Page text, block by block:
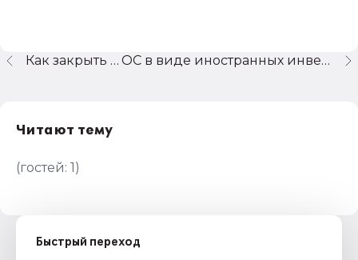
ОС в виде иностранных инвестиций - документы, НДС...
Как закрыть год
Читают тему
(гостей: 1)
Быстрый переход